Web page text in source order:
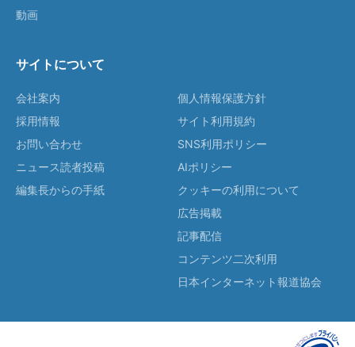
動画
サイトについて
会社案内
採用情報
お問い合わせ
ニュース読者投稿
編集長からの手紙
個人情報保護方針
サイト利用規約
SNS利用ポリシー
AIポリシー
クッキーの利用について
広告掲載
記事配信
コンテンツ二次利用
日本インターネット報道協会